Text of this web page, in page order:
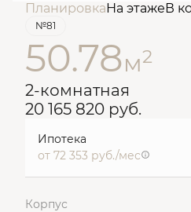
ПланировкаНа этажеВ
№81
50.78м2
2-комнатная
20 165 820 руб.
Ипотека
от 72 353 руб./мес
Корпус